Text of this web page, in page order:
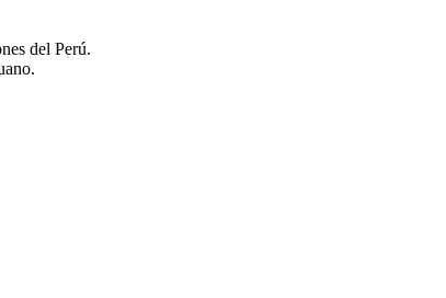
del Perú.